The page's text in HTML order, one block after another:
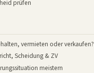
prüfen
vermieten oder verkaufen?
Scheidung & ZV
meistern